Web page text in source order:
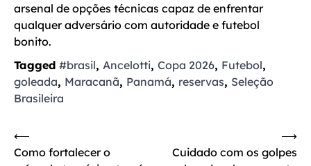
arsenal de opções técnicas capaz de enfrentar
qualquer adversário com autoridade e futebol
bonito.
Tagged #brasil, Ancelotti, Copa 2026, Futebol,
goleada, Maracanã, Panamá, reservas, Seleção
Brasileira
Navegação
de
⟵
Como fortalecer o
Cuidado com os golpes
⟶